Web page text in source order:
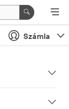
Számla